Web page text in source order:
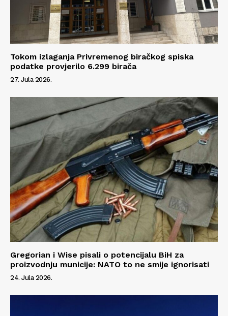
Info
Kontakt
Impressum
Tokom izlaganja Privremenog biračkog spiska
podatke provjerilo 6.299 birača
27. Jula 2026.
Gregorian i Wise pisali o potencijalu BiH za
proizvodnju municije: NATO to ne smije ignorisati
24. Jula 2026.